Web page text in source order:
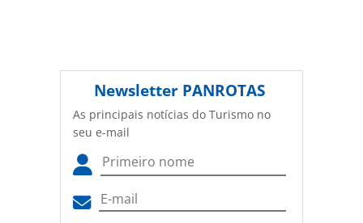
Newsletter PANROTAS
As principais notícias do Turismo no
seu e-mail